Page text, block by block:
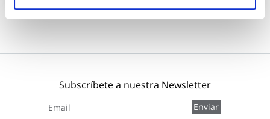
Subscríbete a nuestra Newsletter
a
Enviar